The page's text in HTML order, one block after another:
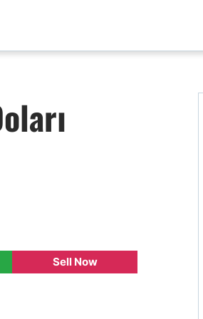
Türkiye Finans Haberleri
Teknik Analiz
USD/TRY
Ücretsiz Forex Sinyalleri
Sell Now